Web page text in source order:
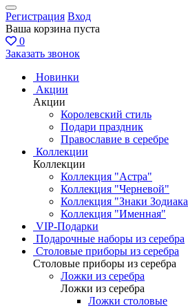
Регистрация Вход
Ваша корзина пуста
0
Заказать звонок
Новинки
Акции
Акции
Королевский стиль
Подари праздник
Православие в серебре
Коллекции
Коллекции
Коллекция "Астра"
Коллекция "Черневой"
Коллекция "Знаки
Коллекция "Именная"
VIP-Подарки
Подарочные наборы из серебра
Столовые приборы из серебра
Столовые приборы из серебра
Ложки из серебра
Ложки из серебра
Ложки столовые